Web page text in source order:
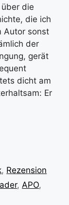
die
die ich
Autor sonst
der
gerät
dicht am
Er
, Rezension
,APO,